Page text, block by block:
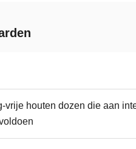
vrije houten dozen die aan